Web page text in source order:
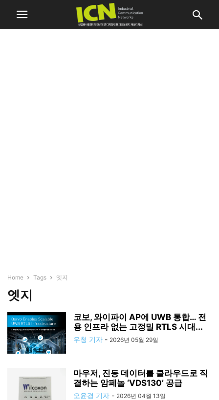
Home Tags 엣지
엣지
코보, 와이파이 AP에 UWB 통합… 전
용 인프라 없는 고정밀 RTLS 시대...
우청 기자 - 2026년 05월 29일
마우저, 진동 데이터를 클라우드로 직
결하는 암페놀 ‘VDS130’ 공급
오윤경 기자 - 2026년 04월 13일